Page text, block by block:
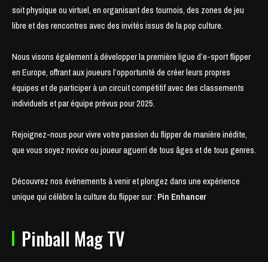
soit physique ou virtuel, en organisant des tournois, des zones de jeu
libre et des rencontres avec des invités issus de la pop culture.
Nous visons également à développer la première ligue d’e-sport flipper
en Europe, offrant aux joueurs l’opportunité de créer leurs propres
équipes et de participer à un circuit compétitif avec des classements
individuels et par équipe prévus pour 2025.
Rejoignez-nous pour vivre votre passion du flipper de manière inédite,
que vous soyez novice ou joueur aguerri de tous âges et de tous genres.
Découvrez nos événements à venir et plongez dans une expérience
unique qui célèbre la culture du flipper sur : Pin Enhancer
Pinball Mag TV